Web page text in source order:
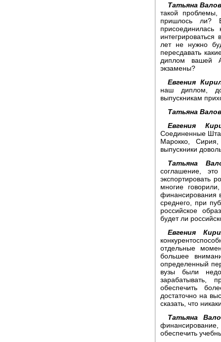
Татьяна
такой
пришлось ли?
лет не нужно
пересдавать
диплом вашей
экзамены?
Евгения
наш диплом,
выпускникам
Татьяна
Евгения
Соединенные
Марокко,
выпускники
Татьяна
соглашение,
экспортировать
многие
финансирования
среднего, при
российское
будет ли
Евгения
отдельные
большее
определенный
вузы были
зарабатывать,
обеспечить
достаточно на
сказать, что
Татьяна
обеспечить